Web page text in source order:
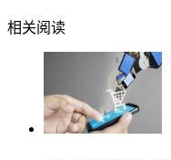
相关阅读